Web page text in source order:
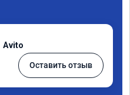
Avito
Оставить отзыв